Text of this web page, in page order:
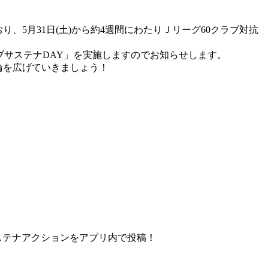
、5月31日(土)から約4週間にわたりＪリーグ60クラブ対抗
ステナDAY」を実施しますのでお知らせします。
広げていきましょう！
ナアクションをアプリ内で投稿！